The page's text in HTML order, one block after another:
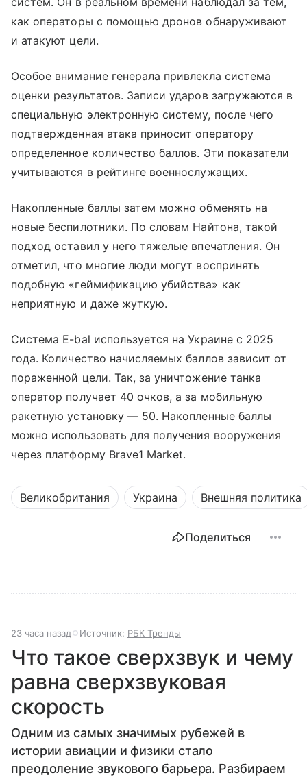
как операторы с помощью дронов обнаруживают
и атакуют цели.
Особое внимание генерала привлекла система
оценки результатов. Записи ударов загружаются в
специальную электронную систему, после чего
подтвержденная атака приносит оператору
определенное количество баллов. Эти показатели
учитываются в рейтинге военнослужащих.
Накопленные баллы затем можно обменять на
новые беспилотники. По словам Найтона, такой
подход оставил у него тяжелые впечатления. Он
отметил, что многие люди могут воспринять
подобную «геймификацию убийства» как
неприятную и даже жуткую.
Система E-bal используется на Украине с 2025
года. Количество начисляемых баллов зависит от
пораженной цели. Так, за уничтожение танка
оператор получает 40 очков, а за мобильную
ракетную установку — 50. Накопленные баллы
можно использовать для получения вооружения
через платформу Brave1 Market.
Великобритания Украина Внешняя политика
Поделиться
23 часа назад Источник: РБК Тренды
Что такое сверхзвук и чему
равна сверхзвуковая
скорость
Одним из самых значимых рубежей в
истории авиации и физики стало
преодоление звукового барьера. Разбираем